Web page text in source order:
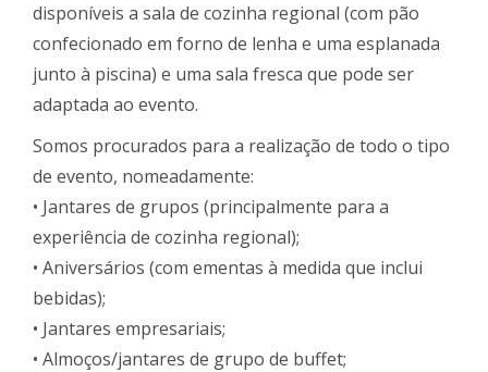
disponíveis a sala de cozinha regional (com pão
confecionado em forno de lenha e uma esplanada
junto à piscina) e uma sala fresca que pode ser
adaptada ao evento.
Somos procurados para a realização de todo o tipo
de evento, nomeadamente:
• Jantares de grupos (principalmente para a
experiência de cozinha regional);
• Aniversários (com ementas à medida que inclui
bebidas);
• Jantares empresariais;
• Almoços/jantares de grupo de buffet;